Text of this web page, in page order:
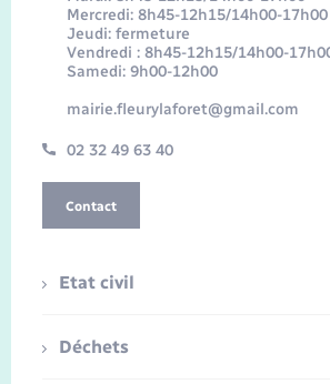
Mercredi: 8h45-12h15/14h00-17h00
Jeudi: fermeture
Vendredi : 8h45-12h15/14h00-
Samedi: 9h00-12h00
mairie.fleurylaforet@gmail.com
02 32 49 63 40
Contact
Etat civil
Déchets